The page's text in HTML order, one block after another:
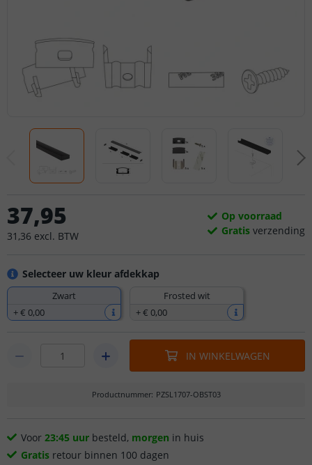
Selecteer uw kleur afdekkap
Zwart
+€ 0,00
Frosted wit
+€ 0,00
37,95
31 ,36 excl. BTW
Op voorraad
Gratis verzending
IN WINKELWAGEN
Productnummer: PZSL1707-OBST03
Voor 23:45 uur besteld, morgen in huis
Gratis retour binnen 100 dagen